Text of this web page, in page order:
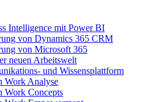
Intelligence mit Power BI
von Dynamics 365 CRM
von Microsoft 365
neuen Arbeitswelt
und Wissensplattform
Work Analyse
Work Concepts